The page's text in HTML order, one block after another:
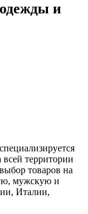
и
специализируется
территории
товаров на
мужскую и
Италии,